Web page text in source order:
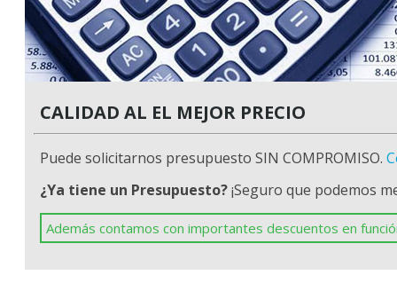
CALIDAD AL EL MEJOR PRECIO
Puede solicitarnos presupuesto SIN COMPROMISO.
¿Ya tiene un Presupuesto?¡Seguro que podemos
Además contamos con importantes descuentos en